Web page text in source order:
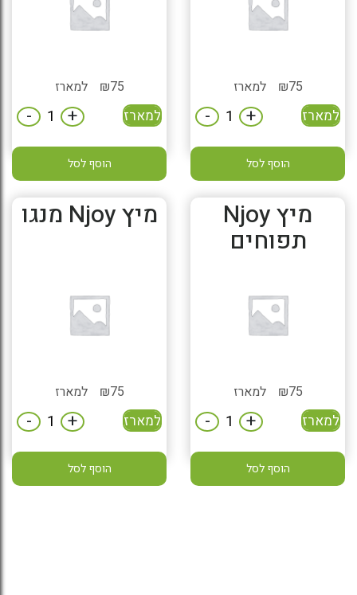
75
₪ למארז
למארז +
-
הוסף לסל
75
₪ למארז
למארז +
-
הוסף לסל
מיץ Njoy
תפוחים
75
₪ למארז
למארז +
-
הוסף לסל
מיץ Njoy מנגו
75
₪ למארז
למארז +
-
הוסף לסל